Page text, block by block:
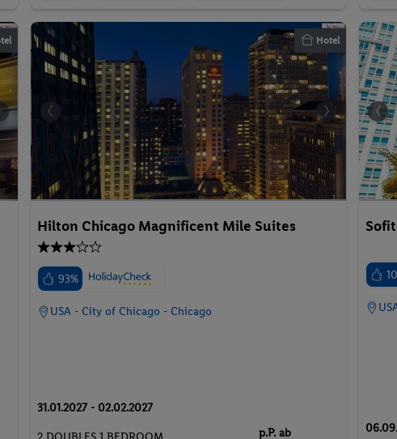
Hotel
Hilton Chicago Magnificent Mile Suites
93%
USA - City of Chicago - Chicago
31.01.2027 - 02.02.2027
p.P. ab